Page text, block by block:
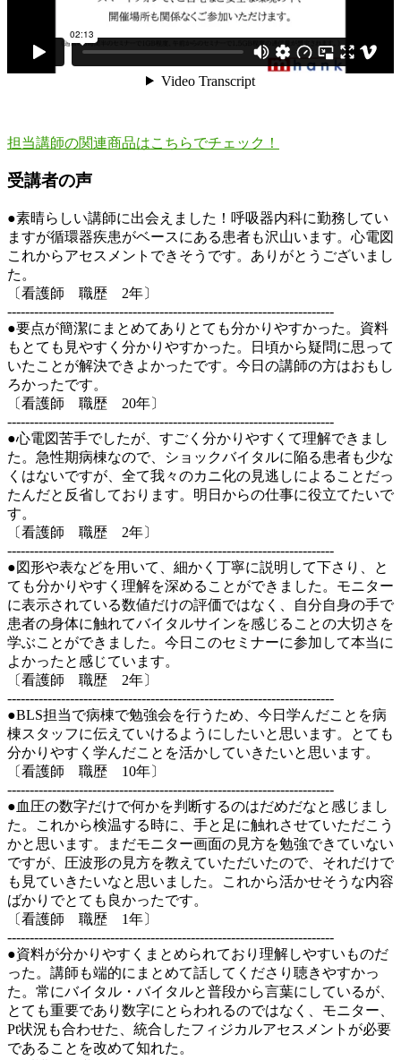
担当講師の関連商品はこちらでチェック！
受講者の声
●素晴らしい講師に出会えました！呼吸器内科に勤務してい
ますが循環器疾患がベースにある患者も沢山います。心電図
これからアセスメントできそうです。ありがとうございまし
た。
〔看護師 職歴 2年〕
-------------------------------------------------------------------------
●要点が簡潔にまとめてありとても分かりやすかった。資料
もとても見やすく分かりやすかった。日頃から疑問に思って
いたことが解決できよかったです。今日の講師の方はおもし
ろかったです。
〔看護師 職歴 20年〕
-------------------------------------------------------------------------
●心電図苦手でしたが、すごく分かりやすくて理解できまし
た。急性期病棟なので、ショックバイタルに陥る患者も少な
くはないですが、全て我々のカニ化の見逃しによることだっ
たんだと反省しております。明日からの仕事に役立てたいで
す。
〔看護師 職歴 2年〕
-------------------------------------------------------------------------
●図形や表などを用いて、細かく丁寧に説明して下さり、と
ても分かりやすく理解を深めることができました。モニター
に表示されている数値だけの評価ではなく、自分自身の手で
患者の身体に触れてバイタルサインを感じることの大切さを
学ぶことができました。今日このセミナーに参加して本当に
よかったと感じています。
〔看護師 職歴 2年〕
-------------------------------------------------------------------------
●BLS担当で病棟で勉強会を行うため、今日学んだことを病
棟スタッフに伝えていけるようにしたいと思います。とても
分かりやすく学んだことを活かしていきたいと思います。
〔看護師 職歴 10年〕
-------------------------------------------------------------------------
●血圧の数字だけで何かを判断するのはだめだなと感じまし
た。これから検温する時に、手と足に触れさせていただこう
かと思います。まだモニター画面の見方を勉強できていない
ですが、圧波形の見方を教えていただいたので、それだけで
も見ていきたいなと思いました。これから活かせそうな内容
ばかりでとても良かったです。
〔看護師 職歴 1年〕
-------------------------------------------------------------------------
●資料が分かりやすくまとめられており理解しやすいものだ
った。講師も端的にまとめて話してくださり聴きやすかっ
た。常にバイタル・バイタルと普段から言葉にしているが、
とても重要であり数字にとらわれるのではなく、モニター、
Pt状況も合わせた、統合したフィジカルアセスメントが必要
であることを改めて知れた。